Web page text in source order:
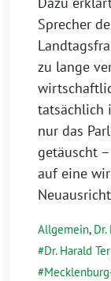
Sprecher
zu lange
tatsächlich
nur das
getäuscht
auf eine
Allgemein, Dr.
Dr. Harald